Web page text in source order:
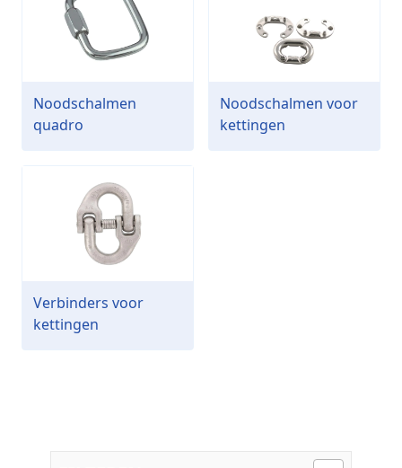
Noodschalmen
quadro
Noodschalmen voor
kettingen
Verbinders voor
kettingen